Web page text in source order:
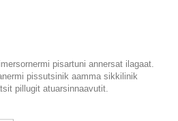
pisartuni annersat ilagaat.
pissutsinik aamma sikkilinik
pillugit atuarsinnaavutit.